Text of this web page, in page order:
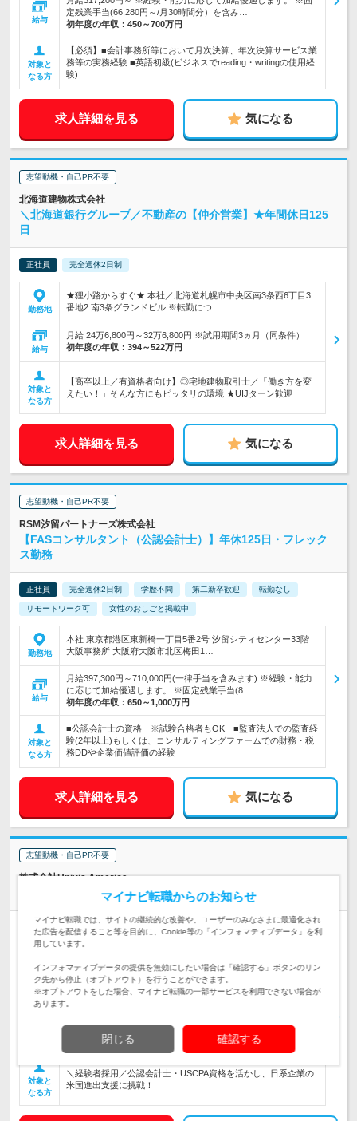
給与
定残業手当(66,280円～/月30時間分）を含み…
初年度の年収： 450～700万円
対象と
なる方
【必須】■会計事務所等において月次決算、年次決算サービス業
務等の実務経験 ■英語初級(ビジネスでreading・writingの使用経
験)
求人詳細を見る 気になる
志望動機・自己PR不要
北海道建物株式会社
＼北海道銀行グループ／不動産の【仲介営業】★年間休日125
日
正社員 完全週休2日制
勤務地
★狸小路からすぐ★ 本社／北海道札幌市中央区南3条西6丁目3
番地2 南3条グランドビル ※転勤につ…
給与
月給 24万6,800円～32万6,800円 ※試用期間3ヵ月（同条件）
初年度の年収： 394～522万円
対象と
なる方
【高卒以上／有資格者向け】◎宅地建物取引士／「働き方を変
えたい！」そんな方にもピッタリの環境 ★UIJターン歓迎
求人詳細を見る 気になる
志望動機・自己PR不要
RSM汐留パートナーズ株式会社
【FASコンサルタント（公認会計士）】年休125日・フレック
ス勤務
正社員 完全週休2日制 学歴不問 第二新卒歓迎 転勤なし
リモートワーク可 女性のおしごと掲載中
勤務地
本社 東京都港区東新橋一丁目5番2号 汐留シティセンター33階
大阪事務所 大阪府大阪市北区梅田1…
給与
月給397,300円～710,000円(一律手当を含みます) ※経験・能力
に応じて加給優遇します。 ※固定残業手当(8…
初年度の年収： 650～1,000万円
対象と
なる方
■公認会計士の資格 ※試験合格者もOK ■監査法人での監査経
験(2年以上)もしくは、コンサルティングファームでの財務・税
務DDや企業価値評価の経験
求人詳細を見る 気になる
志望動機・自己PR不要
株式会社Univis America
フルリモート◎【会計アドバイザリー】コンサル未経験歓迎！
正社員 完全週休2日制 学歴不問 第二新卒歓迎
リモートワーク可
勤務地
東京都港区赤坂2-5-8 ヒューリックJP赤坂ビル6F ◎フルリモー
ト可能！ 【雇い入れ直後】上記…
上、決定いたします。 ※試用期間6ヶ月（待遇…
初年度の年収：800～1,500万円
対象と
なる方
＼経験者採用／公認会計士・USCPA資格を活かし、日系企業の
米国進出支援に挑戦！
マイナビ転職からのお知らせ
マイナビ転職では、サイトの継続的な改善や、ユーザーのみなさまに最適化され
た広告を配信すること等を目的に、Cookie等の「インフォマティブデータ」を利
用しています。
インフォマティブデータの提供を無効にしたい場合は「確認する」ボタンのリン
ク先から停止（オプトアウト）を行うことができます。
※オプトアウトをした場合、マイナビ転職の一部サービスを利用できない場合が
あります。
閉じる 確認する